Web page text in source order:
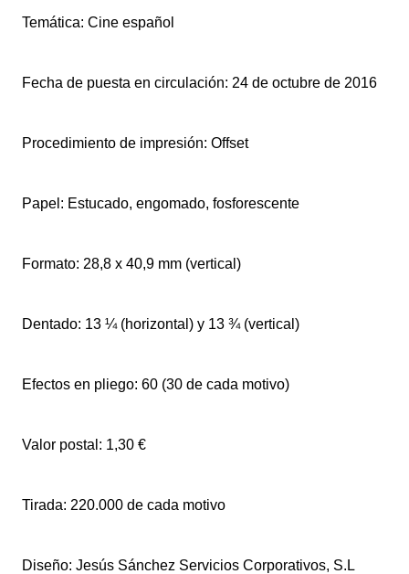
Temática: Cine español
Fecha de puesta en circulación: 24 de octubre de 2016
Procedimiento de impresión: Offset
Papel: Estucado, engomado, fosforescente
Formato: 28,8 x 40,9 mm (vertical)
Dentado: 13 ¼ (horizontal) y 13 ¾ (vertical)
Efectos en pliego: 60 (30 de cada motivo)
Valor postal: 1,30 €
Tirada: 220.000 de cada motivo
Diseño: Jesús Sánchez Servicios Corporativos, S.L